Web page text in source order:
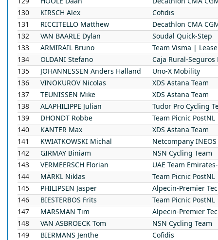
130
KIRSCH Alex
Cofidis
131
RICCITELLO Matthew
Decathlon CMA
132
VAN BAARLE Dylan
Soudal Quick-Step
133
ARMIRAIL Bruno
Team Visma |
134
OLDANI Stefano
Caja Rural-Seguros
135
JOHANNESSEN Anders Halland
Uno-X Mobility
136
VINOKUROVNicolas
XDS Astana Team
137
TEUNISSEN Mike
XDS Astana Team
138
ALAPHILIPPE Julian
Tudor Pro Cycling
139
DHONDT Robbe
Team Picnic PostNL
140
KANTER Max
XDS Astana Team
141
KWIATKOWSKI Michal
Netcompany
142
GIRMAY Biniam
NSN Cycling Team
143
VERMEERSCH Florian
UAE Team
144
MÄRKL Niklas
Team Picnic PostNL
145
PHILIPSEN Jasper
Alpecin-Premier
146
BIESTERBOS Frits
Team Picnic PostNL
147
MARSMAN Tim
Alpecin-Premier
148
VAN ASBROECK Tom
NSN Cycling Team
149
BIERMANS Jenthe
Cofidis